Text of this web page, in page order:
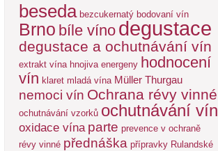
beseda bezcukernatý bodovaní vín
Brno bíle víno degustace
degustace a ochutnávání vín
extrakt vína hnojiva energeny hodnocení
vín klaret mladá vína Müller Thurgau
nemoci vín Ochrana révy vinné
ochutnávání vzorků ochutnávání vín
oxidace vína parte prevence v ochraně
révy vinné přednáška přípravky Rulandské